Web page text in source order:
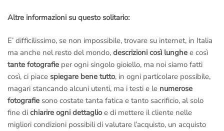
Altre informazioni su questo solitario:
E’ difficilissimo, se non impossibile, trovare su internet, in Italia
ma anche nel resto del mondo, descrizioni così lunghe e così
tante fotografie per ogni singolo gioiello, ma noi siamo fatti
così, ci piace spiegare bene tutto, in ogni particolare possibile,
magari stancando alcuni utenti, ma i testi e le numerose
fotografie sono costate tanta fatica e tanto sacrificio, al solo
fine di chiarire ogni dettaglioe di mettere il cliente nelle
migliori condizioni possibili di valutare l’acquisto, un acquisto